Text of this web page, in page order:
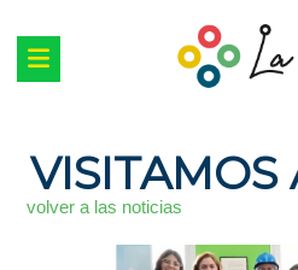
VISITAMOS
volver a las noticias